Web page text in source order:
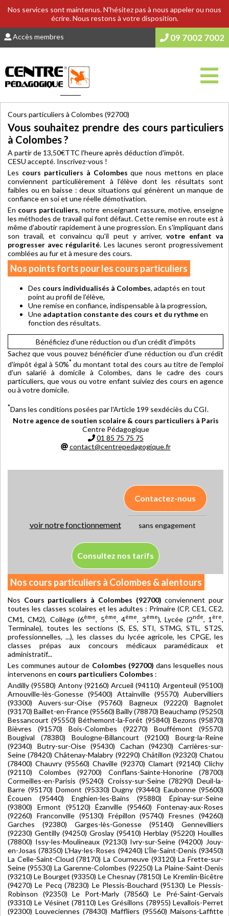
Nos services sont maintenus. N'hésitez pas à nous appeler ou nous
écrire. Nous restons à votre disposition.
Accès membres 09 7002 7002
Cours particuliers à Colombes (92700)
Vous souhaitez prendre des cours particuliers
à Colombes ?
A partir de 13,50€TTC l'heure après déduction d'impôt.
CESU accepté. Inscrivez-vous !
Les cours particuliers à Colombes que nous mettons en place
conviennent particulièrement à l’élève dont les résultats sont
faibles ou en baisse : deux situations qui génèrent un manque de
confiance en soi et une réelle démotivation.
En cours particuliers, notre enseignant rassure, motive, enseigne
les méthodes de travail qui font défaut. Cette remise en route est à
même d’aboutir rapidement à une progression. En s'impliquant dans
son travail, et convaincu qu'il peut y arriver, votre enfant va
progresser avec régularité. Les lacunes seront progressivement
comblées au fur et à mesure des cours.
Nos points forts pour les cours particuliers
Des cours individualisés à Colombes, adaptés en tout
point au profil de l’élève,
Une remise en confiance, indispensable à la progression,
Une adaptation constante des cours et du rythmeen
fonction des résultats.
Bénéficiez d'une réduction ou d'un crédit d'impôts
Sachez que vous pouvez bénéficier d'une réduction ou d'un crédit
d'impôt égal à 50%*du montant total des cours au titre de l'emploi
d'un salarié à domicile à Colombes, dans le cadre des cours
particuliers, que vous ou votre enfant suiviez des cours en agence
ou à votre domicile.
*Dans les conditions posées par l'Article 199 sexdéciès du CGI.
Notre agence de soutien scolaire & cours particuliers à Paris
Centre Pédagogique
01 85 75 75 75
contact@centrepedagogique.fr
voir notre fonctionnement
Contactez-nous
sans engagement
Consultez nos tarifs
Nos cours particuliers à Colombes & alentours
Nos Cours particuliers à Colombes (92700) conviennent pour
toutes les classes scolaires et les adultes : Primaire (CP, CE1, CE2,
CM1, CM2), Collège (6ème, 5ème, 4ème, 3ème), Lycée (2nde, 1 ère,
Terminale), toutes les sections (S, ES, STI, STMG, STL, ST2S,
professionnelles, ...), les classes du lycée agricole, les CPGE, les
classes prépas aux concours médicaux paramédicaux et
administratif...
Les communes autour de Colombes (92700) dans lesquelles nous
intervenons en cours particuliers Colombes :
Andilly (95580) Antony (92160) Arcueil (94110) Argenteuil (95100)
Arnouville-lès-Gonesse (95400) Attainville (95570) Aubervilliers
(93300) Auvers-sur-Oise (95760) Bagneux (92220) Bagnolet
(93170) Baillet-en-France (95560) Bailly (78870) Beauchamp (95250)
Bessancourt (95550) Béthemont-la-Forêt (95840) Bezons (95870)
Bièvres (91570) Bois-Colombes (92270) Bouffémont (95570)
Bougival (78380) Boulogne-Billancourt (92100) Bourg-la-Reine
(92340) Butry-sur-Oise (95430) Cachan (94230) Carrières-sur-
Seine (78420) Châtenay-Malabry (92290) Châtillon (92320) Chatou
(78400) Chauvry (95560) Chaville (92370) Clamart (92140) Clichy
(92110) Colombes (92700) Conflans-Sainte-Honorine (78700)
Cormeilles-en-Parisis (95240) Croissy-sur-Seine (78290) Deuil-la-
Barre (95170) Domont (95330) Dugny (93440) Eaubonne (95600)
Écouen (95440) Enghien-les-Bains (95880) Épinay-sur-Seine
(93800) Ermont (95120) Ézanville (95460) Fontenay-aux-Roses
(92260) Franconville (95130) Frépillon (95740) Fresnes (94260)
Garches (92380) Garges-lès-Gonesse (95140) Gennevilliers
(92230) Gentilly (94250) Groslay (95410) Herblay (95220) Houilles
(78800) Issy-les-Moulineaux (92130) Ivry-sur-Seine (94200) Jouy-
en-Josas (78350) L'Hay-les-Roses (94240) L'Île-Saint-Denis (93450)
La Celle-Saint-Cloud (78170) La Courneuve (93120) La Frette-sur-
Seine (95530) La Garenne-Colombes (92250) La Plaine-Saint-Denis
(93210) Le Bourget (93350) Le Chesnay (78150) Le Kremlin-Bicêtre
(94270) Le Pecq (78230) Le Plessis-Bouchard (95130) Le Plessis-
Robinson (92350) Le Port-Marly (78560) Le Pré-Saint-Gervais
(93310) Le Vésinet (78110) Les Grésillons (78955) Levallois-Perret
(92300) Louveciennes (78430) Maffliers (95560) Maisons-Laffitte